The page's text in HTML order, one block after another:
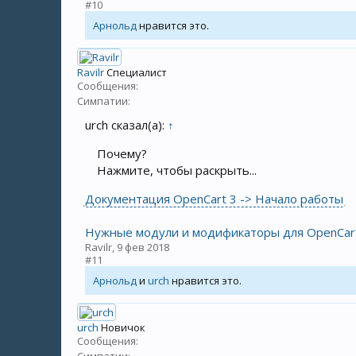
#10
Арнольднравится это.
RavilrСпециалист
Сообщения:
Симпатии:
urch сказал(а): ↑
Почему?
Нажмите, чтобы раскрыть...
Документация OpenCart 3 -> Начало работы
Нужные модули и модификаторы для
Ravilr, 9 фев 2018
#11
Арнольди urch нравится это.
urch Новичок
Сообщения: